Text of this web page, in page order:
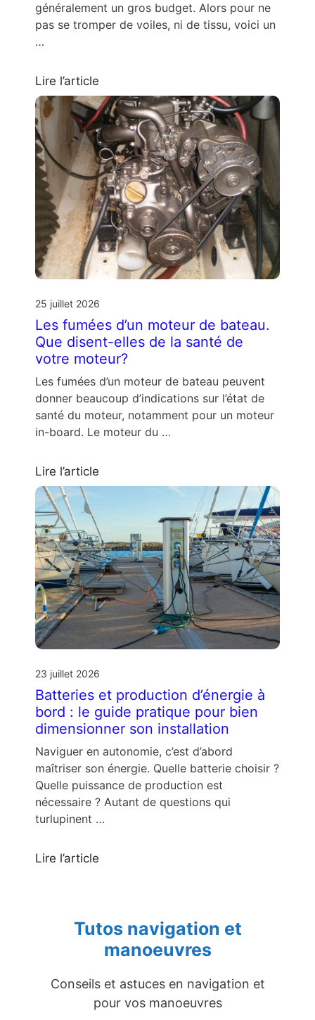
généralement un gros budget. Alors pour ne
pas se tromper de voiles, ni de tissu, voici un
…
Lire l’article
25 juillet 2026
Les fumées d’un moteur de bateau.
Que disent-elles de la santé de
votre moteur?
Les fumées d’un moteur de bateau peuvent
donner beaucoup d’indications sur l’état de
santé du moteur, notamment pour un moteur
in-board. Le moteur du …
Lire l’article
23 juillet 2026
Batteries et production d’énergie à
bord : le guide pratique pour bien
dimensionner son installation
Naviguer en autonomie, c’est d’abord
maîtriser son énergie. Quelle batterie choisir ?
Quelle puissance de production est
nécessaire ? Autant de questions qui
turlupinent …
Lire l’article
Tutos navigation et
manoeuvres
Conseils et astuces en navigation et
pour vos manoeuvres